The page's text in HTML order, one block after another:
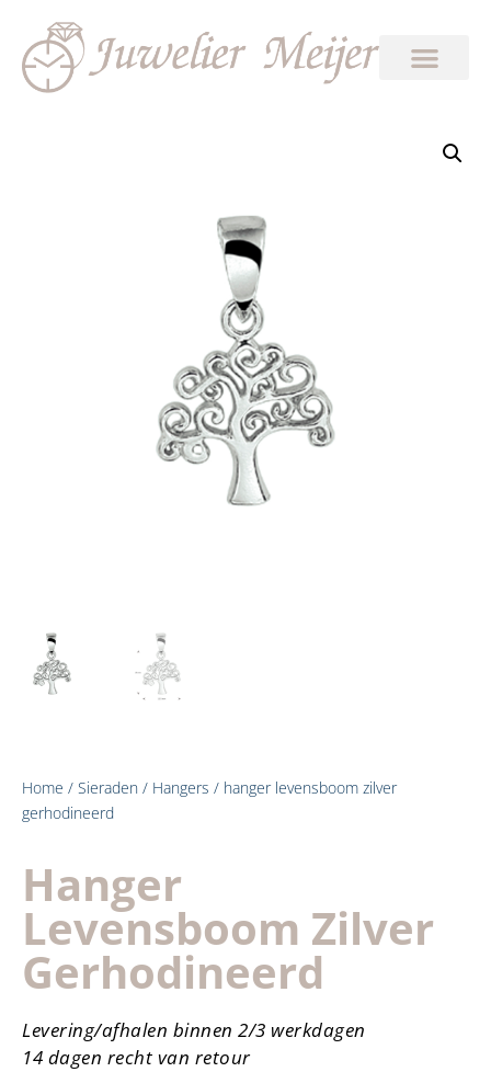
Home / Sieraden / Hangers / hanger levensboom zilver
gerhodineerd
Hanger
Levensboom Zilver
Gerhodineerd
Levering/afhalen binnen 2/3 werkdagen
14 dagen recht van retour